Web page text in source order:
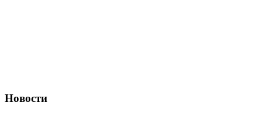
Новости